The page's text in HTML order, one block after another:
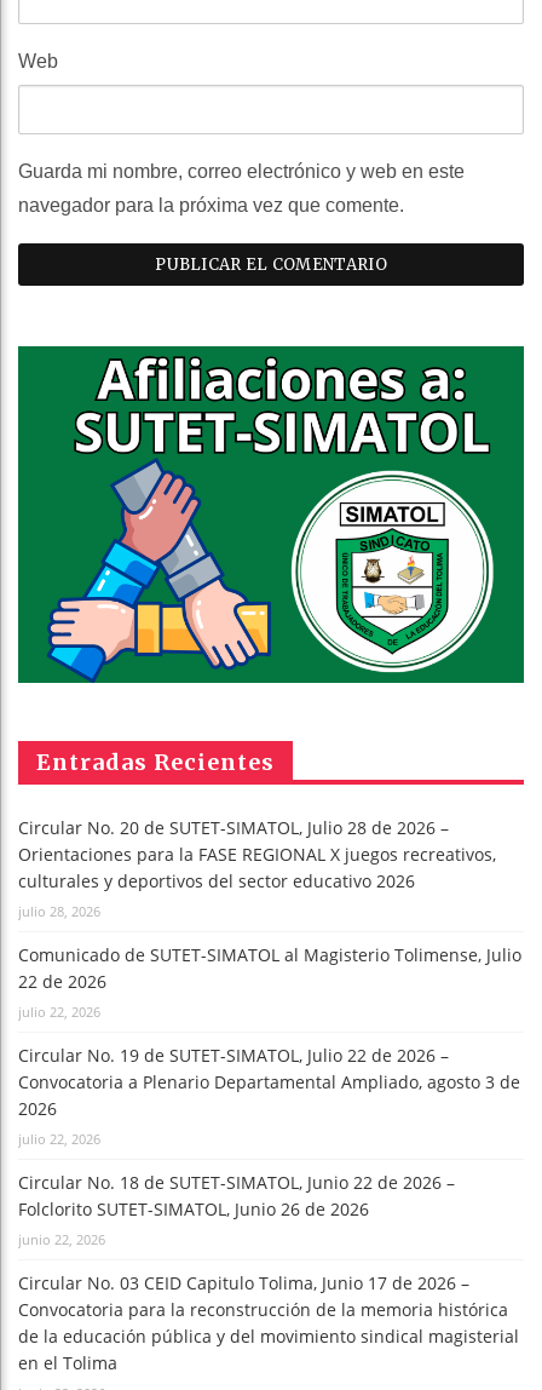
Web
Guarda mi nombre, correo electrónico y web en este
navegador para la próxima vez que comente.
Entradas Recientes
Circular No. 20 de SUTET-SIMATOL, Julio 28 de 2026 –
Orientaciones para la FASE REGIONAL X juegos recreativos,
culturales y deportivos del sector educativo 2026
julio 28, 2026
Comunicado de SUTET-SIMATOL al Magisterio Tolimense, Julio
22 de 2026
julio 22, 2026
Circular No. 19 de SUTET-SIMATOL, Julio 22 de 2026 –
Convocatoria a Plenario Departamental Ampliado, agosto 3 de
2026
julio 22, 2026
Circular No. 18 de SUTET-SIMATOL, Junio 22 de 2026 –
Folclorito SUTET-SIMATOL, Junio 26 de 2026
junio 22, 2026
Circular No. 03 CEID Capitulo Tolima, Junio 17 de 2026 –
Convocatoria para la reconstrucción de la memoria histórica
de la educación pública y del movimiento sindical magisterial
en el Tolima